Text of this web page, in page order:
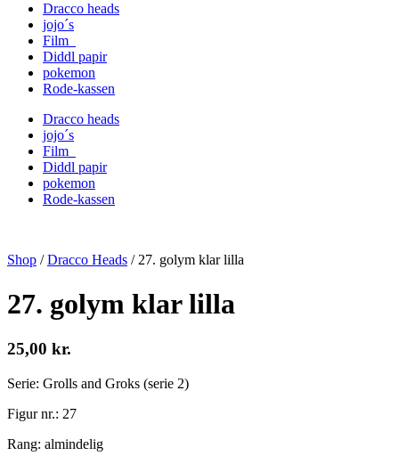
Dracco heads
jojo´s
Film
Diddl papir
pokemon
Rode-kassen
Dracco heads
jojo´s
Film
Diddl papir
pokemon
Rode-kassen
Shop /Dracco Heads / 27. golym klar lilla
27. golym klar lilla
25,00 kr.
Serie: Grolls and Groks (serie 2)
Figur nr.: 27
Rang: almindelig